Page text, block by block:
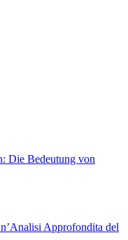
Die Bedeutung von
Approfondita del